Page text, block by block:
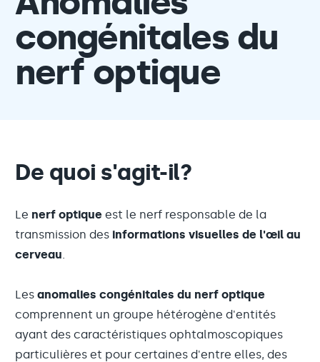
congénitales du
nerf optique
De quoi s'agit-il?
Le nerf optique est le nerf responsable de la
transmission des informations visuelles de l'œil au
cerveau.
Les anomalies congénitales du nerf optique
comprennent un groupe hétérogène d'entités
ayant des caractéristiques ophtalmoscopiques
particulières et pour certaines d'entre elles, des